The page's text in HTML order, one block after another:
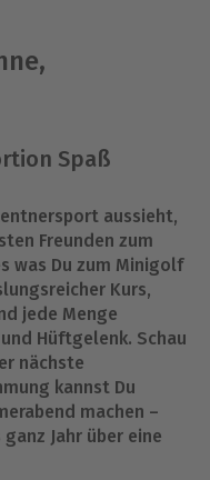
Spaß
aussieht,
Freunden zum
was Du zum Minigolf
Kurs,
jede Menge
Hüftgelenk. Schau
nächste
kannst Du
machen –
Jahr über eine